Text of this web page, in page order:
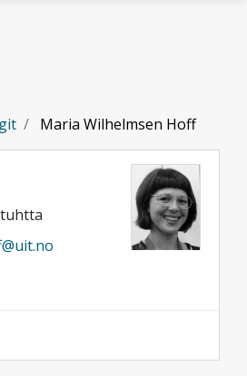
Maria Wilhelmsen Hoff